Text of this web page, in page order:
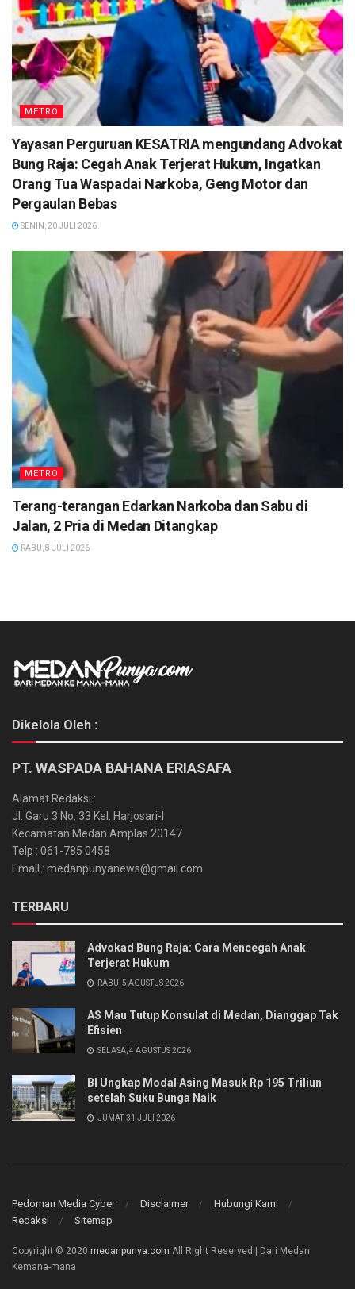
METRO
Yayasan Perguruan KESATRIA mengundang Advokat
Bung Raja: Cegah Anak Terjerat Hukum, Ingatkan
Orang Tua Waspadai Narkoba, Geng Motor dan
Pergaulan Bebas
SENIN, 20 JULI 2026
METRO
Terang-terangan Edarkan Narkoba dan Sabu di
Jalan, 2 Pria di Medan Ditangkap
RABU, 8 JULI 2026
Dikelola Oleh :
PT. WASPADA BAHANA ERIASAFA
Alamat Redaksi :
Jl. Garu 3 No. 33 Kel. Harjosari-I
Kecamatan Medan Amplas 20147
Telp : 061-785 0458
Email : medanpunyanews@gmail.com
TERBARU
Advokad Bung Raja: Cara Mencegah Anak
Terjerat Hukum
RABU, 5 AGUSTUS 2026
AS Mau Tutup Konsulat di Medan, Dianggap Tak
Efisien
SELASA, 4 AGUSTUS 2026
BI Ungkap Modal Asing Masuk Rp 195 Triliun
setelah Suku Bunga Naik
JUMAT, 31 JULI 2026
Pedoman Media Cyber Disclaimer
Hubungi Kami
Redaksi
Sitemap
Copyright © 2020 medanpunya.com All Right Reserved | Dari Medan
Kemana-mana